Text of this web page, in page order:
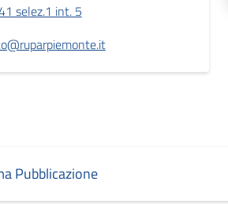
selez.1 int. 5
Pubblicazione